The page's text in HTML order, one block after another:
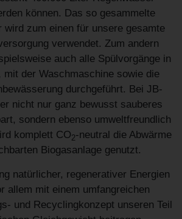
können. Das so gesammelte
wird zum einen für unsere gesamte
verwendet. Zum andern
auch alle Spülvorgänge in
mit der Waschmaschine sowie die
durchgeführt. Bei JB-
nicht nur ganz bewusst sauberes
sondern ebenso umweltfreundlich
komplett CO2-neutral die Abwärme
Biogasanlage genutzt.
natürlicher, regenerativer Energien
allem mit einem umfangreichen
und Recyclingkonzept unseren Teil